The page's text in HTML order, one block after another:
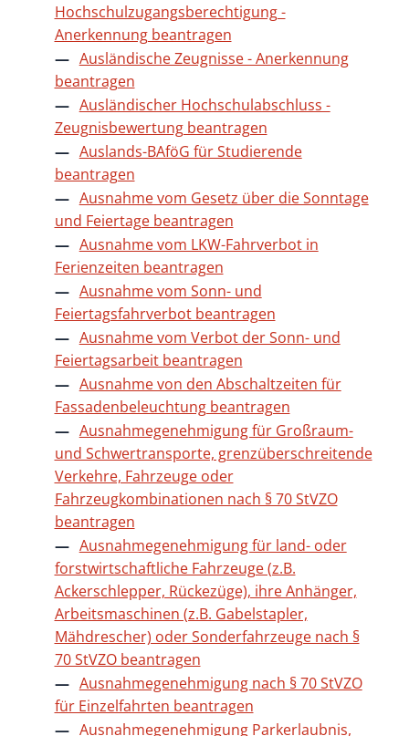
Hochschulzugangsberechtigung -
Anerkennung beantragen
Ausländische Zeugnisse - Anerkennung
beantragen
Ausländischer Hochschulabschluss -
Zeugnisbewertung beantragen
Auslands-BAföG für Studierende
beantragen
Ausnahme vom Gesetz über die Sonntage
und Feiertage beantragen
Ausnahme vom LKW-Fahrverbot in
Ferienzeiten beantragen
Ausnahme vom Sonn- und
Feiertagsfahrverbot beantragen
Ausnahme vom Verbot der Sonn- und
Feiertagsarbeit beantragen
Ausnahme von den Abschaltzeiten für
Fassadenbeleuchtung beantragen
Ausnahmegenehmigung für Großraum-
und Schwertransporte, grenzüberschreitende
Verkehre, Fahrzeuge oder
Fahrzeugkombinationen nach § 70 StVZO
beantragen
Ausnahmegenehmigung für land- oder
forstwirtschaftliche Fahrzeuge (z.B.
Ackerschlepper, Rückezüge), ihre Anhänger,
Arbeitsmaschinen (z.B. Gabelstapler,
Mähdrescher) oder Sonderfahrzeuge nach §
70 StVZO beantragen
Ausnahmegenehmigung nach § 70 StVZO
für Einzelfahrten beantragen
Ausnahmegenehmigung Parkerlaubnis,